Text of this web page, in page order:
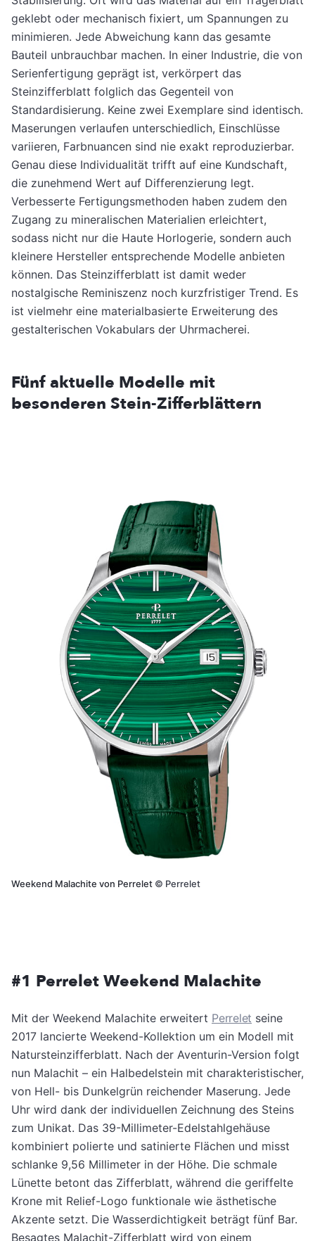
geklebt oder mechanisch fixiert, um Spannungen zu
minimieren. Jede Abweichung kann das gesamte
Bauteil unbrauchbar machen. In einer Industrie, die von
Serienfertigung geprägt ist, verkörpert das
Steinzifferblatt folglich das Gegenteil von
Standardisierung. Keine zwei Exemplare sind identisch.
Maserungen verlaufen unterschiedlich, Einschlüsse
variieren, Farbnuancen sind nie exakt reproduzierbar.
Genau diese Individualität trifft auf eine Kundschaft,
die zunehmend Wert auf Differenzierung legt.
Verbesserte Fertigungsmethoden haben zudem den
Zugang zu mineralischen Materialien erleichtert,
sodass nicht nur die Haute Horlogerie, sondern auch
kleinere Hersteller entsprechende Modelle anbieten
können. Das Steinzifferblatt ist damit weder
nostalgische Reminiszenz noch kurzfristiger Trend. Es
ist vielmehr eine materialbasierte Erweiterung des
gestalterischen Vokabulars der Uhrmacherei.
Fünf aktuelle Modelle mit
besonderen Stein-Zifferblättern
Weekend Malachite von Perrelet © Perrelet
#1 Perrelet Weekend Malachite
Mit der Weekend Malachite erweitert Perrelet seine
2017 lancierte Weekend-Kollektion um ein Modell mit
Natursteinzifferblatt. Nach der Aventurin-Version folgt
nun Malachit – ein Halbedelstein mit charakteristischer,
von Hell- bis Dunkelgrün reichender Maserung. Jede
Uhr wird dank der individuellen Zeichnung des Steins
zum Unikat. Das 39-Millimeter-Edelstahlgehäuse
kombiniert polierte und satinierte Flächen und misst
schlanke 9,56 Millimeter in der Höhe. Die schmale
Lünette betont das Zifferblatt, während die geriffelte
Krone mit Relief-Logo funktionale wie ästhetische
Akzente setzt. Die Wasserdichtigkeit beträgt fünf Bar.
Besagtes Malachit-Zifferblatt wird von einem